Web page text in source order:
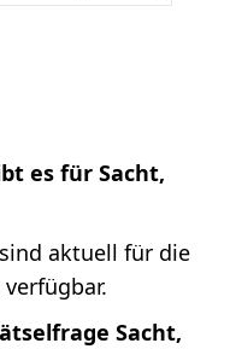
es für Sacht,
aktuell für die
Sacht,